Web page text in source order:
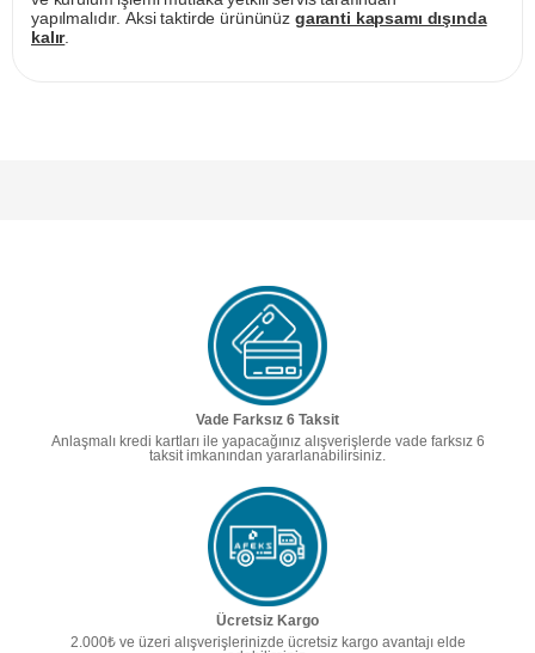
yapılmalıdır. Aksi taktirde ürününüz garanti kapsamı dışında
kalır.
Vade Farksız 6 Taksit
Anlaşmalı kredi kartları ile yapacağınız alışverişlerde vade farksız 6
taksit imkanından yararlanabilirsiniz.
Ücretsiz Kargo
2.000₺ ve üzeri alışverişlerinizde ücretsiz kargo avantajı elde